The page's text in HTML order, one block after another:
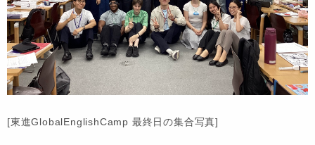
[東進GlobalEnglishCamp 最終日の集合写真]